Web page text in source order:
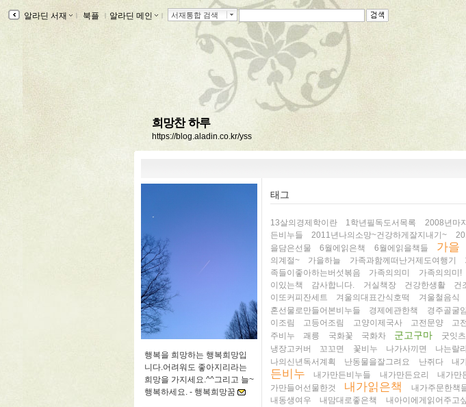
알라딘 서재 ｌ 북플 ｌ 알라딘 메인 ｌ 서재통합 검색
희망찬 하루
https://blog.aladin.co.kr/yss
행복을 희망하는 행복희망입
니다.어려워도 좋아지리라는
희망을 가지세요.^^그리고 늘~
행복하세요. - 행복희망꿈
태그
13살의경제학이란 1학년필독도서목록 2008년마
든비누들
2011년나의소망~건강하게잘지내기~
을담은선물
6월에읽은책 6월에읽을책들 가을
의계절~
가을하늘 가족과함께떠난거제도여행기
족들이좋아하는버섯볶음
가족의의미 가족의의미!
이있는책
감사합니다. 거실책장 건강한생활 건
이또커피잔세트
겨울의대표간식호떡 겨울철음식
혼선물로만들어본비누들
경제에관한책 경주골굴
이조림
고등어조림 고양이제국사 고전문양 고
주비누
괘릉 국화꽃 국화차 군고구마 굿잇츠
냉장고커버
꼬꼬면 꽃비누 나가사끼면 나는랄
나의신년독서계획
난동물을잘그려요 난쥐다 내
든비누
내가만든비누들 내가만든요리 내가만
가만들어선물한것
내가읽은책 내가주문한책
내동생여우
내맘대로좋은책 내아이에게읽어주고